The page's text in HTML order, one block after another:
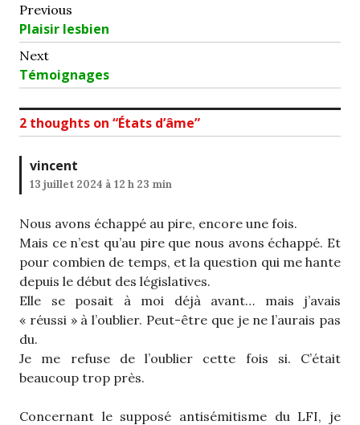
Navigation
de
l’article
Previous
Previous
post:
Plaisir lesbien
Next
Next
post:
Témoignages
2 thoughts on “États d’âme”
vincent
13 juillet 2024 à 12 h 23 min
Nous avons échappé au pire, encore une fois.
Mais ce n’est qu’au pire que nous avons échappé. Et
pour combien de temps, et la question qui me hante
depuis le début des législatives.
Elle se posait à moi déjà avant… mais j’avais
« réussi » à l’oublier. Peut-être que je ne l’aurais pas
du.
Je me refuse de l’oublier cette fois si. C’était
beaucoup trop près.
Concernant le supposé antisémitisme du LFI, je